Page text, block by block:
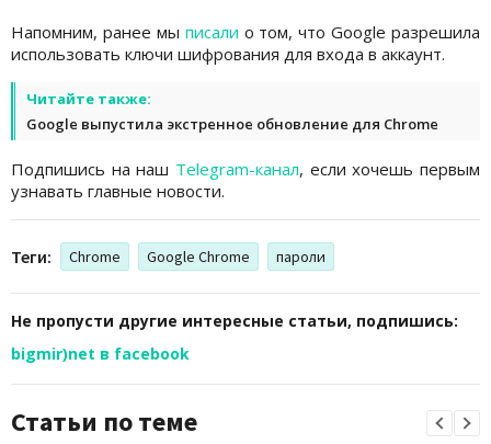
Напомним, ранее мы писали о том, что Google разрешила
использовать ключи шифрования для входа в аккаунт.
Читайте также:
Google выпустила экстренное обновление для Chrome
Подпишись на наш Telegram-канал, если хочешь первым
узнавать главные новости.
Теги: Chrome Google Chrome пароли
Не пропусти другие интересные статьи, подпишись:
bigmir)net в facebook
Статьи по теме